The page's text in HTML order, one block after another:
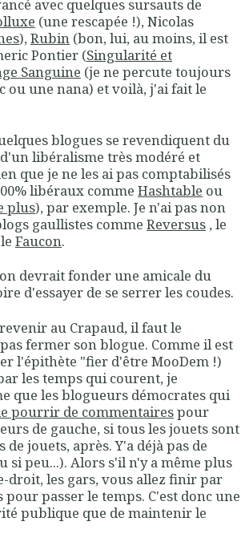
avec quelques sursauts de
(une rescapée !), Nicolas
),Rubin (bon, lui, au moins, il est
Pontier (Singularité et
Sanguine (je ne percute toujours
ou une nana) et voilà, j'ai fait le
blogues se revendiquent du
libéralisme très modéré et
que je ne les ai pas comptabilisés
libéraux comme Hashtable ou
plus), par exemple. Je n'ai pas non
gaullistes comme Reversus , le
Faucon.
devrait fonder une amicale du
d'essayer de se serrer les coudes.
au Crapaud, il faut le
fermer son blogue. Comme il est
l'épithète "fier d'être MooDem !)
les temps qui courent, je
que les blogueurs démocrates qui
pourrir de commentairespour
de gauche, si tous les jouets sont
de jouets, après. Y'a déjà pas de
si peu...). Alors s'il n'y a même plus
droit, les gars, vous allez finir par
pour passer le temps. C'est donc une
publique que de maintenir le